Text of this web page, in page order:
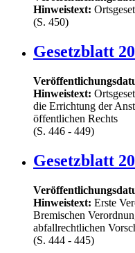
Hinweistext:
(S. 450)
Gesetzblatt
Hinweistext:
die Errichtung der
öffentlichen Rechts
(S. 446 - 449)
Gesetzblatt
Hinweistext: Erste
Bremischen
abfallrechtlichen
(S. 444 - 445)